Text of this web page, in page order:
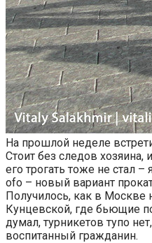
На прошлой неделе
Стоит без следов хозяина,
его трогать тоже не стал
ofo – новый вариант
Получилось, как в Москве
Кунцевской, где бьющие
думал, турникетов тупо
воспитанный гражданин.